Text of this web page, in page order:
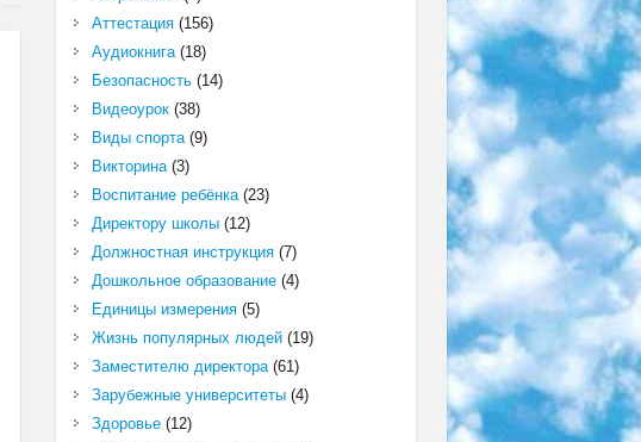
Аттестация(156)
Аудиокнига(18)
Безопасность(14)
Видеоурок(38)
Виды спорта(9)
Викторина(3)
Воспитание ребёнка(23)
Директору школы(12)
Должностная инструкция(7)
Дошкольное образование(4)
Единицы измерения(5)
Жизнь популярных людей(19)
Заместителю директора(61)
Зарубежные университеты(4)
Здоровье(12)